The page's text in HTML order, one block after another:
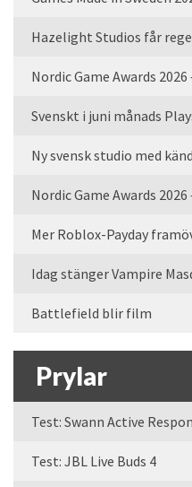
Hazelight Studios får
Nordic Game Awards 2026
Svenskt i juni månads
Ny svensk studio med
Nordic Game Awards
Mer Roblox-Payday
Idag stänger Vampire
Battlefield blir film
Prylar
Test: Swann Active
Test: JBL Live Buds 4